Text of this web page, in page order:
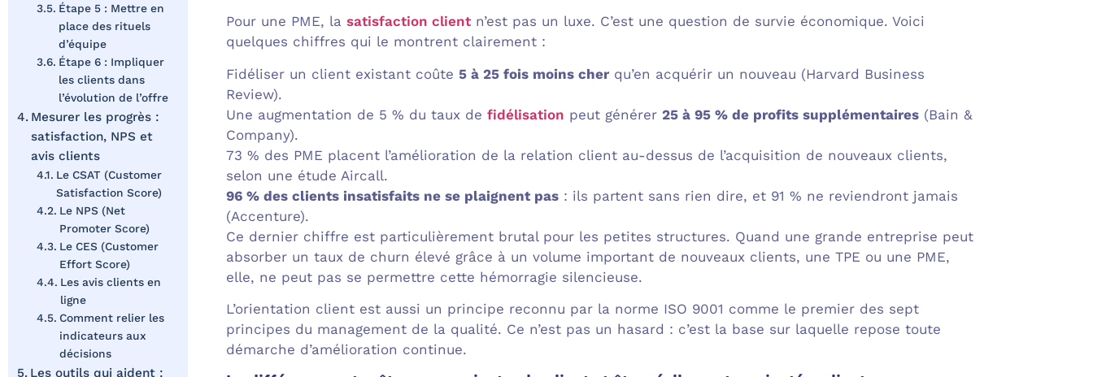
Pour une PME, la satisfaction clientn’est pas un luxe. C’est une question de survie économique. Voici
quelques chiffres qui le montrent clairement :
Fidéliser un client existant coûte 5 à 25 fois moins cherqu’en acquérir un nouveau (Harvard Business
Review).
Une augmentation de 5 % du taux de fidélisation peut générer 25 à 95 % de profits supplémentaires(Bain &
Company).
73 % des PME placent l’amélioration de la relation client au-dessus de l’acquisition de nouveaux clients,
selon une étude Aircall.
96 % des clients insatisfaits ne se plaignent pas: ils partent sans rien dire, et 91 % ne reviendront jamais
(Accenture).
Ce dernier chiffre est particulièrement brutal pour les petites structures. Quand une grande entreprise peut
absorber un taux de churn élevé grâce à un volume important de nouveaux clients, une TPE ou une PME,
elle, ne peut pas se permettre cette hémorragie silencieuse.
L’orientation client est aussi un principe reconnu par la norme ISO 9001 comme le premier des sept
principes du management de la qualité. Ce n’est pas un hasard : c’est la base sur laquelle repose toute
démarche d’amélioration continue.
Étape 5 : Mettre en
place des rituels
d’équipe
Étape 6 : Impliquer
les clients dans
l’évolution de l’offre
Mesurer les progrès :
satisfaction, NPS et
avis clients
Le CSAT (Customer
Satisfaction Score)
Le NPS (Net
Promoter Score)
Le CES (Customer
Effort Score)
Les avis clients en
ligne
Comment relier les
indicateurs aux
décisions
Les outils qui aident :